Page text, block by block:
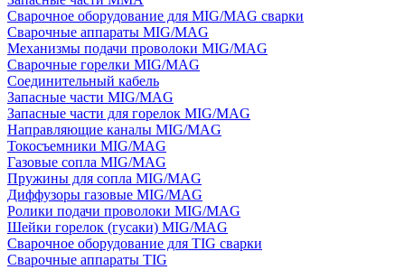
Сварочное оборудование для MIG/MAG сварки
Сварочные аппараты MIG/MAG
Механизмы подачи проволоки MIG/MAG
Сварочные горелки MIG/MAG
Соединительный кабель
Запасные части MIG/MAG
Запасные части для горелок MIG/MAG
Направляющие каналы MIG/MAG
Токосъемники MIG/MAG
Газовые сопла MIG/MAG
Пружины для сопла MIG/MAG
Диффузоры газовые MIG/MAG
Ролики подачи проволоки MIG/MAG
Шейки горелок (гусаки) MIG/MAG
Сварочное оборудование для TIG сварки
Сварочные аппараты TIG